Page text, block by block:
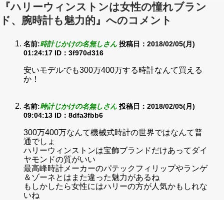
『ハリーウィンストンは女性の憧れブラン
ド、腕時計も魅力的』へのコメント
名前:時計じかけの名無しさん 投稿日：2018/02/05(月)
01:24:17 ID：3f970d316
安いモデルでも300万400万する時計なんて買える
か！
名前:時計じかけの名無しさん 投稿日：2018/02/05(月)
09:04:13 ID：8dfa3fbb6
300万400万なんて機械式時計の世界ではなんて普
通でしょ
ハリーウィンストンは宝飾ブランドだけあってダイ
ヤモンドの質がいい
最高峰時計メーカーのパテックフィリップやランゲ
＆ゾーネとはまた違った魅力があるね
もしかしたら女性にはハリーの方が人気かもしれな
いね